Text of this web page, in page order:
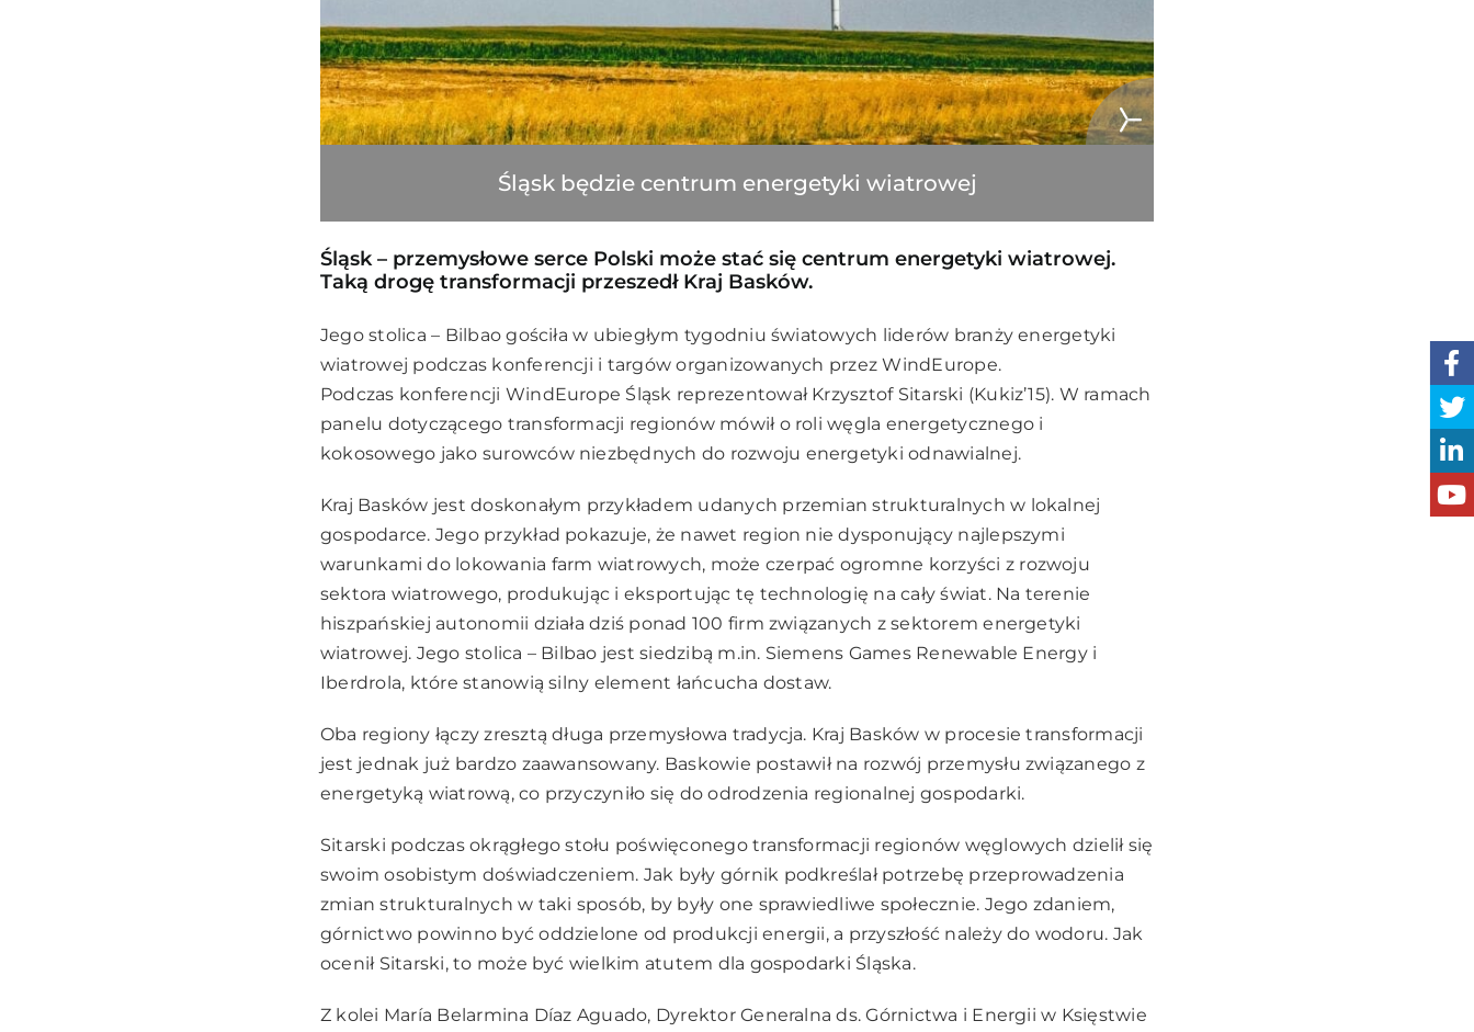
Śląsk będzie centrum energetyki wiatrowej
Śląsk – przemysłowe serce Polski może stać się centrum energetyki wiatrowej.
Taką drogę transformacji przeszedł Kraj Basków.
Jego stolica – Bilbao gościła w ubiegłym tygodniu światowych liderów branży energetyki
wiatrowej podczas konferencji i targów organizowanych przez WindEurope.
Podczas konferencji WindEurope Śląsk reprezentował Krzysztof Sitarski (Kukiz’15). W ramach
panelu dotyczącego transformacji regionów mówił o roli węgla energetycznego i
kokosowego jako surowców niezbędnych do rozwoju energetyki odnawialnej.
Kraj Basków jest doskonałym przykładem udanych przemian strukturalnych w lokalnej
gospodarce. Jego przykład pokazuje, że nawet region nie dysponujący najlepszymi
warunkami do lokowania farm wiatrowych, może czerpać ogromne korzyści z rozwoju
sektora wiatrowego, produkując i eksportując tę technologię na cały świat. Na terenie
hiszpańskiej autonomii działa dziś ponad 100 firm związanych z sektorem energetyki
wiatrowej. Jego stolica – Bilbao jest siedzibą m.in. Siemens Games Renewable Energy i
Iberdrola, które stanowią silny element łańcucha dostaw.
Oba regiony łączy zresztą długa przemysłowa tradycja. Kraj Basków w procesie transformacji
jest jednak już bardzo zaawansowany. Baskowie postawił na rozwój przemysłu związanego z
energetyką wiatrową, co przyczyniło się do odrodzenia regionalnej gospodarki.
Sitarski podczas okrągłego stołu poświęconego transformacji regionów węglowych dzielił się
swoim osobistym doświadczeniem. Jak były górnik podkreślał potrzebę przeprowadzenia
zmian strukturalnych w taki sposób, by były one sprawiedliwe społecznie. Jego zdaniem,
górnictwo powinno być oddzielone od produkcji energii, a przyszłość należy do wodoru. Jak
ocenił Sitarski, to może być wielkim atutem dla gospodarki Śląska.
Z kolei María Belarmina Díaz Aguado, Dyrektor Generalna ds. Górnictwa i Energii w Księstwie